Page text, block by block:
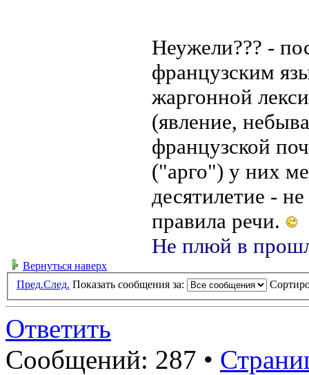
Неужели??? -
французским
жаргонной
(явление,
французской
("арго") у них
десятилетие -
правила речи.
Не плюй в
Вернуться наверх
Пред.След. Показать сообщения за:
Ответить
Сообщений: 287 •